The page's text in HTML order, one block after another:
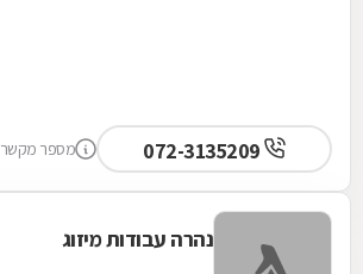
מספר מקשר
נהרה עבודות מיזוג